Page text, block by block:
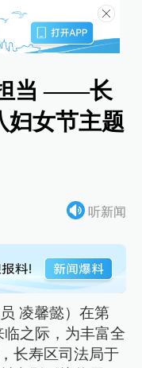
当 ——长
妇女节主题
听新闻
凌馨懿）在第
临之际，为丰富全
长寿区司法局于